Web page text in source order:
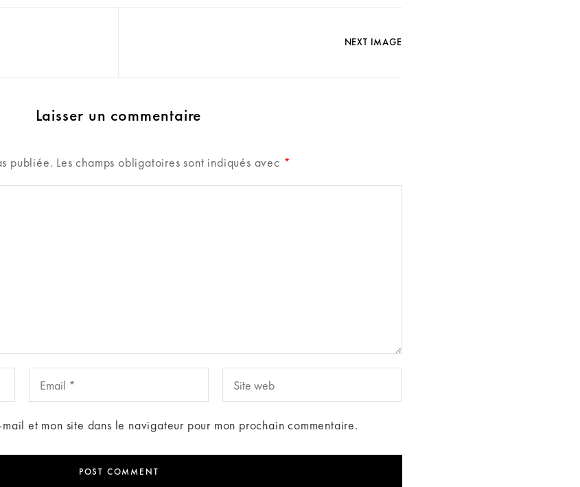
NEXT IMAGE
Laisser un commentaire
publiée. Les champs obligatoires sont indiqués avec *
et mon site dans le navigateur pour mon prochain commentaire.